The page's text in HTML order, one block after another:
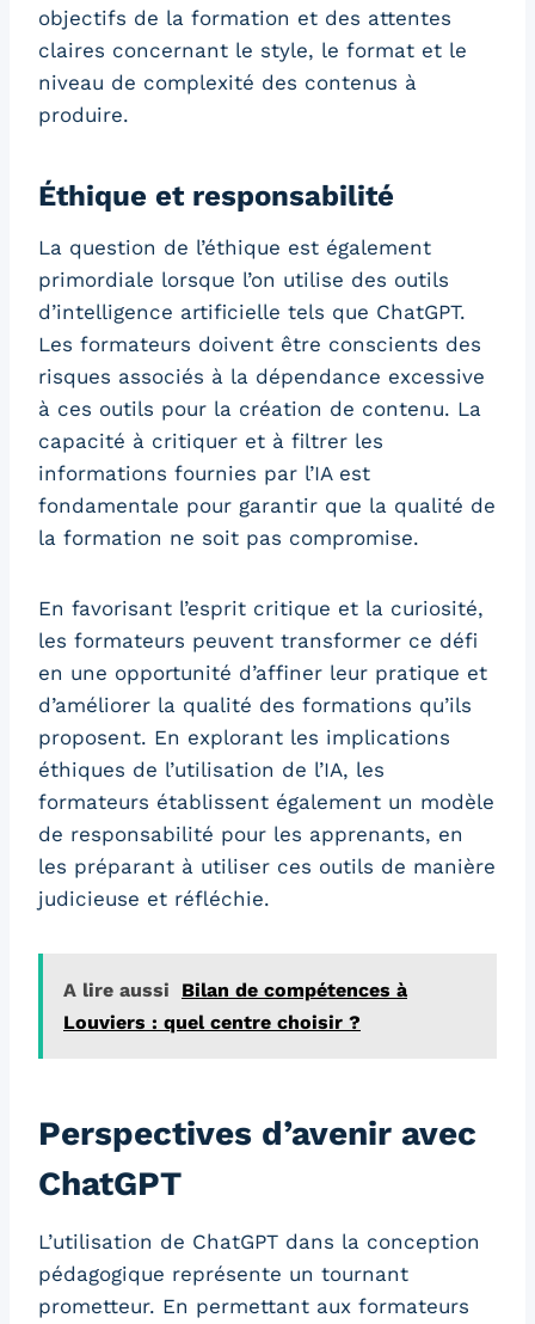
objectifs de la formation et des attentes
claires concernant le style, le format et le
niveau de complexité des contenus à
produire.
Éthique et responsabilité
La question de l’éthique est également
primordiale lorsque l’on utilise des outils
d’intelligence artificielle tels que ChatGPT.
Les formateurs doivent être conscients des
risques associés à la dépendance excessive
à ces outils pour la création de contenu. La
capacité à critiquer et à filtrer les
informations fournies par l’IA est
fondamentale pour garantir que la qualité de
la formation ne soit pas compromise.
En favorisant l’esprit critique et la curiosité,
les formateurs peuvent transformer ce défi
en une opportunité d’affiner leur pratique et
d’améliorer la qualité des formations qu’ils
proposent. En explorant les implications
éthiques de l’utilisation de l’IA, les
formateurs établissent également un modèle
de responsabilité pour les apprenants, en
les préparant à utiliser ces outils de manière
judicieuse et réfléchie.
A lire aussi
Bilan de compétences à
Louviers : quel centre choisir ?
Perspectives d’avenir avec
ChatGPT
L’utilisation de ChatGPT dans la conception
pédagogique représente un tournant
prometteur. En permettant aux formateurs